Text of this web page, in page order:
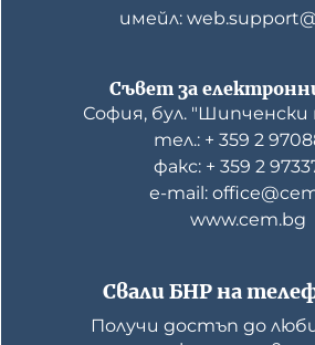
имейл:
Свали БНР на
Получи достъп до
Съвет за
София, бул. "Шипченски
тел.: + 359 2
факс: + 359 2
е-mail:
www.cem.bg